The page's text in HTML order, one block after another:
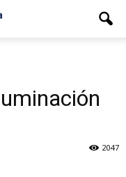
2047